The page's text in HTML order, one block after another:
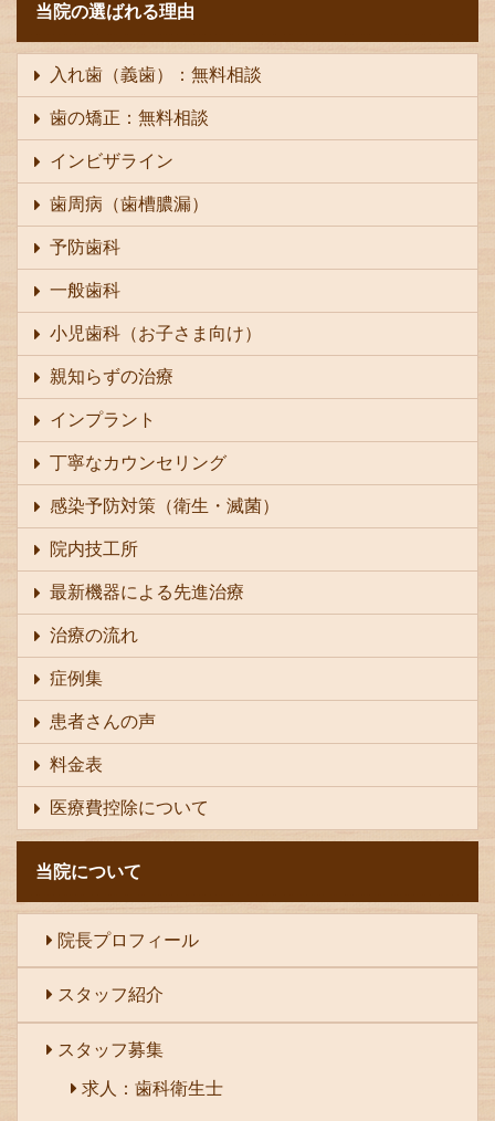
当院の選ばれる理由
入れ歯（義歯）：無料相談
歯の矯正：無料相談
インビザライン
歯周病（歯槽膿漏）
予防歯科
一般歯科
小児歯科（お子さま向け）
親知らずの治療
インプラント
丁寧なカウンセリング
感染予防対策（衛生・滅菌）
院内技工所
最新機器による先進治療
治療の流れ
症例集
患者さんの声
料金表
医療費控除について
当院について
院長プロフィール
スタッフ紹介
スタッフ募集
求人：歯科衛生士